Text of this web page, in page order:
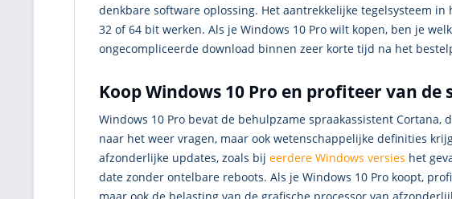
denkbare software oplossing. Het aantrekkelijke tegelsysteem
32 of 64 bit werken. Als je Windows 10 Pro wilt kopen, ben je
ongecompliceerde download binnen zeer korte tijd na het
Koop Windows 10 Pro en profiteer van
Windows 10 Pro bevat de behulpzame spraakassistent
naar het weer vragen, maar ook wetenschappelijke definities
afzonderlijke updates, zoals bij eerdere Windows versies het
date zonder ontelbare reboots. Als je Windows 10 Pro koopt,